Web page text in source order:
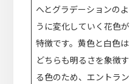
へとグラデーションのよ
うに変化していく花色が
特徴です。黄色と白色は
どちらも明るさを象徴す
る色のため、エントラン